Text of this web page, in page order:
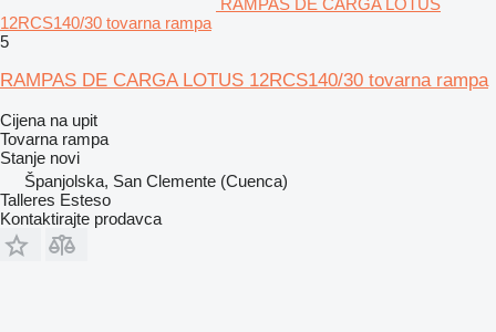
RAMPAS DE CARGA LOTUS
12RCS140/30 tovarna rampa
5
RAMPAS DE CARGA LOTUS 12RCS140/30 tovarna rampa
Cijena na upit
Tovarna rampa
Stanje novi
Španjolska, San Clemente (Cuenca)
Talleres Esteso
Kontaktirajte prodavca